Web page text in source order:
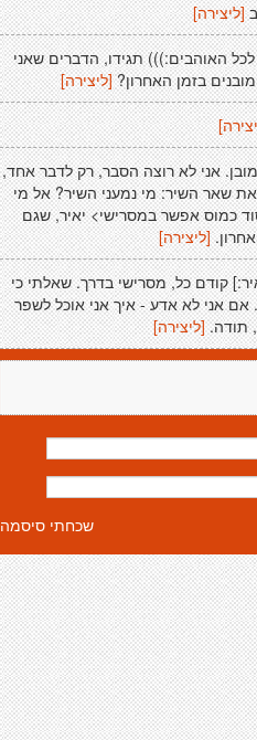
[ליצירה]
האוהבים:))) תגידו, הדברים שאני
בזמן האחרון? [ליצירה]
אני לא רוצה הסבר, רק לדבר אחד,
את שאר השיר: מי נמעני השיר? אל מי
כמוס אפשר במסרישי> יאיר, שגם
[ליצירה]
קודם כל, מסרישי בדרך. שאלתי כי
אני לא אדע - איך אני אוכל לשפר
תודה. [ליצירה]
שכחתי סיסמה